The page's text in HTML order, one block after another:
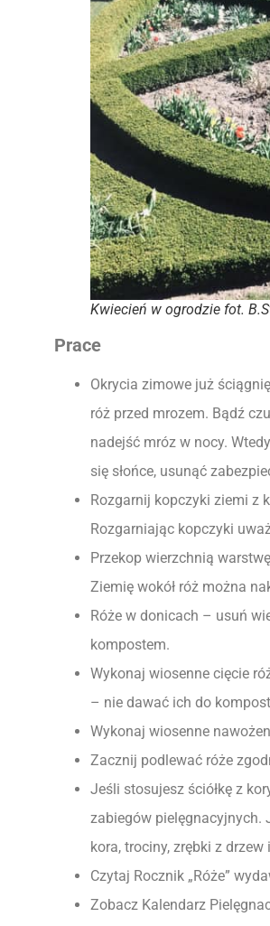
Kwiecień w ogrodzie fot.
Prace
Okrycia zimowe już
róż przed mrozem. Bądź
nadejść mróz w nocy.
się słońce, usunąć
Rozgarnij kopczyki ziemi z
Rozgarniając kopczyki
Przekop wierzchnią
Ziemię wokół róż można
Róże w donicach – usuń
kompostem.
Wykonaj wiosenne cięcie
– nie dawać ich do
Wykonaj wiosenne
Zacznij podlewać róże
Jeśli stosujesz ściółkę z
zabiegów pielęgnacyjnych.
kora, trociny, zrębki z drzew
Czytaj Rocznik „Róże”
Zobacz Kalendarz